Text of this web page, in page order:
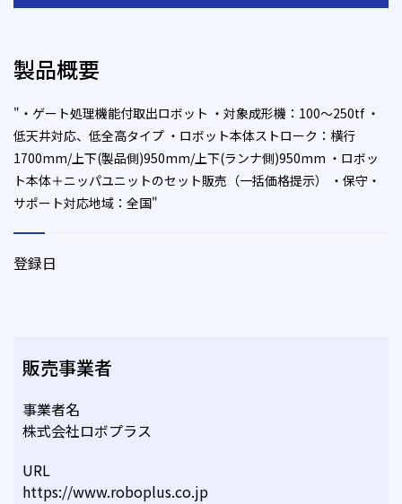
製品概要
"・ゲート処理機能付取出ロボット ・対象成形機：100～250tf ・
低天井対応、低全高タイプ ・ロボット本体ストローク：横行
1700mm/上下(製品側)950mm/上下(ランナ側)950mm ・ロボッ
ト本体＋ニッパユニットのセット販売（一括価格提示） ・保守・
サポート対応地域：全国"
登録日
販売事業者
事業者名
株式会社ロボプラス
URL
https://www.roboplus.co.jp